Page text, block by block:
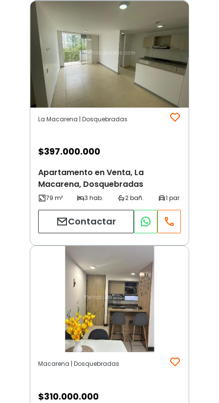
La Macarena | Dosquebradas
$397.000.000
Apartamento en Venta, La
Macarena, Dosquebradas
Contactar
Macarena | Dosquebradas
$310.000.000